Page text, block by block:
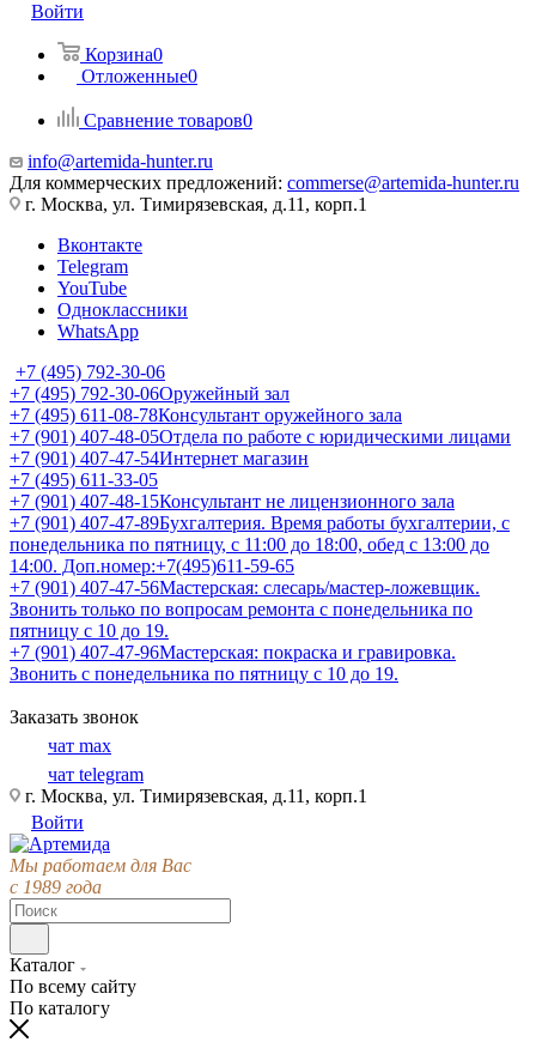
Войти
Корзина0
Отложенные0
Сравнение товаров0
info@artemida-hunter.ru
Для коммерческих предложений: commerse@artemida-hunter.ru
г. Москва, ул. Тимирязевская, д.11, корп.1
Вконтакте
Telegram
YouTube
Одноклассники
WhatsApp
+7 (495) 792-30-06
+7 (495) 792-30-06Оружейный зал
+7 (495) 611-08-78Консультант оружейного зала
+7 (901) 407-48-05Отдела по работе с юридическими лицами
+7 (901) 407-47-54Интернет магазин
+7 (495) 611-33-05
+7 (901) 407-48-15Консультант не лицензионного зала
+7 (901) 407-47-89Бухгалтерия. Время работы бухгалтерии, с
понедельника по пятницу, с 11:00 до 18:00, обед с 13:00 до
14:00. Доп.номер:+7(495)611-59-65
+7 (901) 407-47-56Мастерская: слесарь/мастер-ложевщик.
Звонить только по вопросам ремонта с понедельника по
пятницу с 10 до 19.
+7 (901) 407-47-96Мастерская: покраска и гравировка.
Звонить с понедельника по пятницу с 10 до 19.
Заказать звонок
чат max
чат telegram
г. Москва, ул. Тимирязевская, д.11, корп.1
Войти
Мы работаем для Вас
с 1989 года
Каталог
По всему сайту
По каталогу